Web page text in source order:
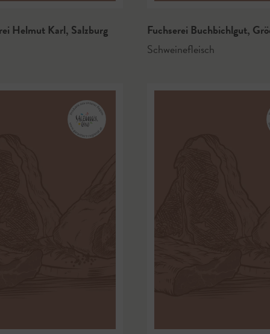
Helmut Karl, Salzburg Fuchserei Buchbichlgut,
Schweinefleisch